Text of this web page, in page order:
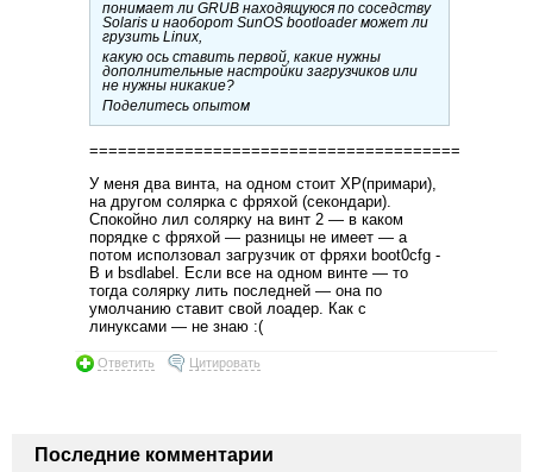
понимает ли GRUB находящуюся по соседству
Solaris и наоборот SunOS bootloader может ли
грузить Linux,
какую ось ставить первой, какие нужны
дополнительные настройки загрузчиков или
не нужны никакие?
Поделитесь опытом
=======================================
У меня два винта, на одном стоит XP(примари),
на другом солярка с фряхой (секондари).
Спокойно лил солярку на винт 2 — в каком
порядке с фряхой — разницы не имеет — а
потом исползовал загрузчик от фряхи boot0cfg -
B и bsdlabel. Если все на одном винте — то
тогда солярку лить последней — она по
умолчанию ставит свой лоадер. Как с
линуксами — не знаю :(
Ответить Цитировать
Последние комментарии